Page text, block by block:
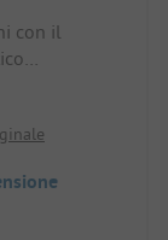
con il
è
trainante.